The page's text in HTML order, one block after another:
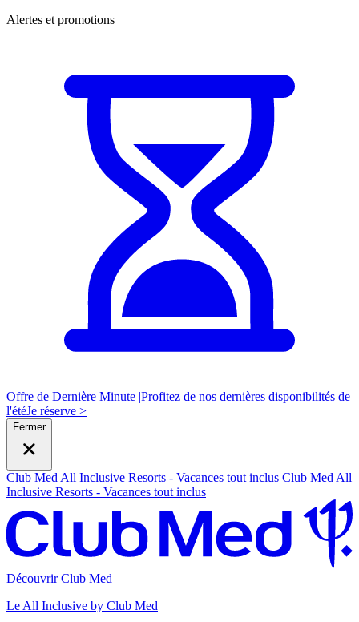
Alertes et promotions
Offre de Dernière Minute |Profitez de nos dernières disponibilités de
l'étéJe réserve >
Fermer
Club Med All Inclusive Resorts - Vacances tout inclus Club Med All
Inclusive Resorts - Vacances tout inclus
Découvrir Club Med
Le All Inclusive by Club Med